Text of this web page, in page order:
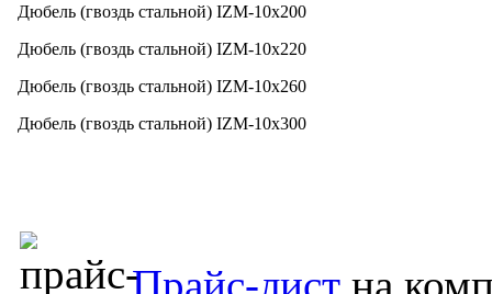
Дюбель (гвоздь стальной) IZM-10x200
Дюбель (гвоздь стальной) IZM-10x220
Дюбель (гвоздь стальной) IZM-10x260
Дюбель (гвоздь стальной) IZM-10x300